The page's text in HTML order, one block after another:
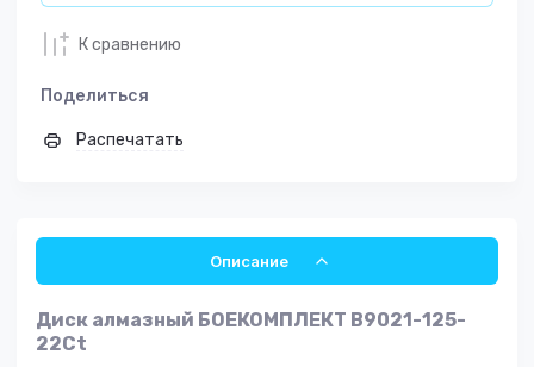
К сравнению
Поделиться
Распечатать
Описание
Диск алмазный БОЕКОМПЛЕКТ B9021-125-
22Ct